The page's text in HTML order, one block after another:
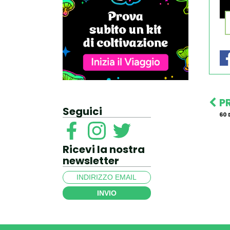
Seguici
Ricevi la nostra
newsletter
INVIO
60